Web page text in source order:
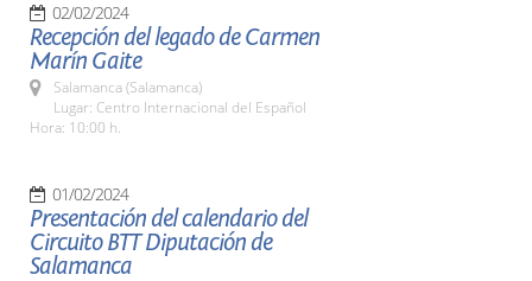
02/02/2024
Recepción del legado de Carmen
Marín Gaite
Salamanca (Salamanca)
Lugar: Centro Internacional del Español
Hora: 10:00 h.
01/02/2024
Presentación del calendario del
Circuito BTT Diputación de
Salamanca